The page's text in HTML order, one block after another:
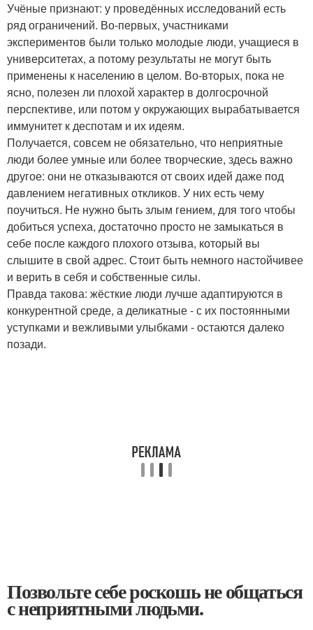
Учёные признают: у проведённых исследований есть
ряд ограничений. Во-первых, участниками
экспериментов были только молодые люди, учащиеся в
университетах, а потому результаты не могут быть
применены к населению в целом. Во-вторых, пока не
ясно, полезен ли плохой характер в долгосрочной
перспективе, или потом у окружающих вырабатывается
иммунитет к деспотам и их идеям.
Получается, совсем не обязательно, что неприятные
люди более умные или более творческие, здесь важно
другое: они не отказываются от своих идей даже под
давлением негативных откликов. У них есть чему
поучиться. Не нужно быть злым гением, для того чтобы
добиться успеха, достаточно просто не замыкаться в
себе после каждого плохого отзыва, который вы
слышите в свой адрес. Стоит быть немного настойчивее
и верить в себя и собственные силы.
Правда такова: жёсткие люди лучше адаптируются в
конкурентной среде, а деликатные - с их постоянными
уступками и вежливыми улыбками - остаются далеко
позади.
Позвольте себе роскошь не общаться
с неприятными людьми.